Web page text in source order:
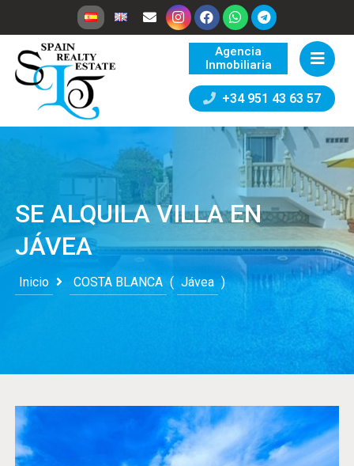
+34 951 43 63 57
Agencia
Inmobiliaria
SE ALQUILA VILLA EN
JÁVEA
Inicio COSTA BLANCA ( Jávea )